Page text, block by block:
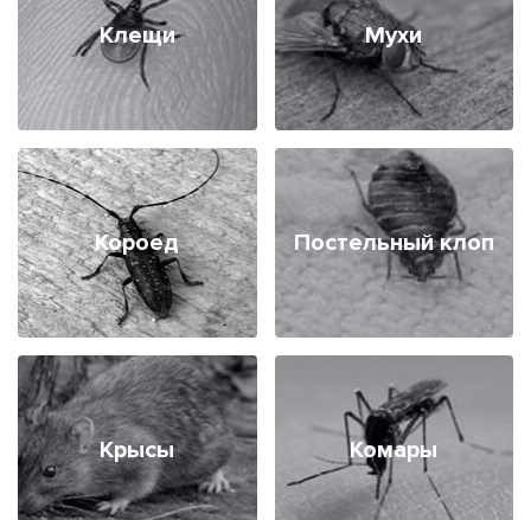
Клещи Мухи
Короед Постельный клоп
Крысы Комары